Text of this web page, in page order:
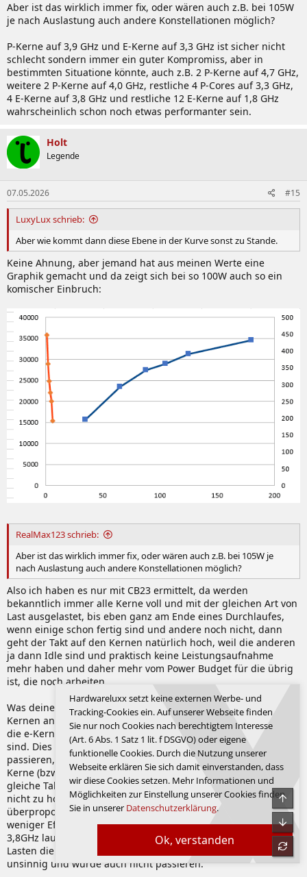
Aber ist das wirklich immer fix, oder wären auch z.B. bei 105W
je nach Auslastung auch andere Konstellationen möglich?
P-Kerne auf 3,9 GHz und E-Kerne auf 3,3 GHz ist sicher nicht
schlecht sondern immer ein guter Kompromiss, aber in
bestimmten Situatione könnte, auch z.B. 2 P-Kerne auf 4,7 GHz,
weitere 2 P-Kerne auf 4,0 GHz, restliche 4 P-Cores auf 3,3 GHz,
4 E-Kerne auf 3,8 GHz und restliche 12 E-Kerne auf 1,8 GHz
wahrscheinlich schon noch etwas performanter sein.
Holt
Legende
07.05.2026 #15
LuxyLux schrieb:
Aber wie kommt dann diese Ebene in der Kurve sonst zu Stande.
Keine Ahnung, aber jemand hat aus meinen Werte eine
Graphik gemacht und da zeigt sich bei so 100W auch so ein
komischer Einbruch:
RealMax123 schrieb:
Aber ist das wirklich immer fix, oder wären auch z.B. bei 105W je
nach Auslastung auch andere Konstellationen möglich?
Also ich haben es nur mit CB23 ermittelt, da werden
bekanntlich immer alle Kerne voll und mit der gleichen Art von
Last ausgelastet, bis eben ganz am Ende eines Durchlaufes,
wenn einige schon fertig sind und andere noch nicht, dann
geht der Takt auf den Kernen natürlich hoch, weil die anderen
ja dann Idle sind und praktisch keine Leistungsaufnahme
mehr haben und daher mehr vom Power Budget für die übrig
ist, die noch arbeiten.
Was deine wilden Zahl zu Taktraten auf unterschiedlichen
Kernen angeht, so macht es keinen Sinn massive Lasten auf
die e-Kerne zu schieben, wenn nicht alle P-Kerne ausgelastet
sind. Dies kann aber bei bestimmten Prioritäten durchaus
passieren, aber generell hat man die beste Effizienz wenn alle
Kerne (bzw. eben jeweils alle P- und alle e-Kerne) mit dem
gleiche Takt laufen, da die Effizienz besser ist, wenn der Takt
nicht zu hoch ist und daher würden 2 P-Kerne mit 4,7GHz halt
überproportional viel Leistungsaufnahme haben und mit
weniger Effizienz arbeiten und ebenso die 4 e-Kerne die mit
3,8GHz laufen, während die andere nur auf 1,8GHz takten. Bei
Lasten die alle Kerne permanent auslasten, wäre so etwas
unsinnig und würde auch nicht passieren.
Ok, verstanden
Hardwareluxx setzt keine externen Werbe- und
Tracking-Cookies ein. Auf unserer Webseite finden
Sie nur noch Cookies nach berechtigtem Interesse
(Art. 6 Abs. 1 Satz 1 lit. f DSGVO) oder eigene
funktionelle Cookies. Durch die Nutzung unserer
Webseite erklären Sie sich damit einverstanden, dass
wir diese Cookies setzen. Mehr Informationen und
Möglichkeiten zur Einstellung unserer Cookies finden
Sie in unserer Datenschutzerklärung.